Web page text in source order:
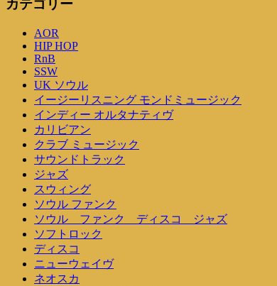
シ
カテゴリー
AOR
HIP HOP
RnB
SSW
UK ソウル
イージーリスニング モンドミュージック
インディー オルタナティヴ
カリビアン
クラブ ミュージック
サウンドトラック
ジャズ
スウィング
ソウル ファンク
ソウル ファンク ディスコ ジャズ
ソフトロック
ディスコ
ニューウェイヴ
ネオスカ